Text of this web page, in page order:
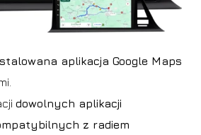
aplikacja Google Maps
dowolnych aplikacji
z radiem